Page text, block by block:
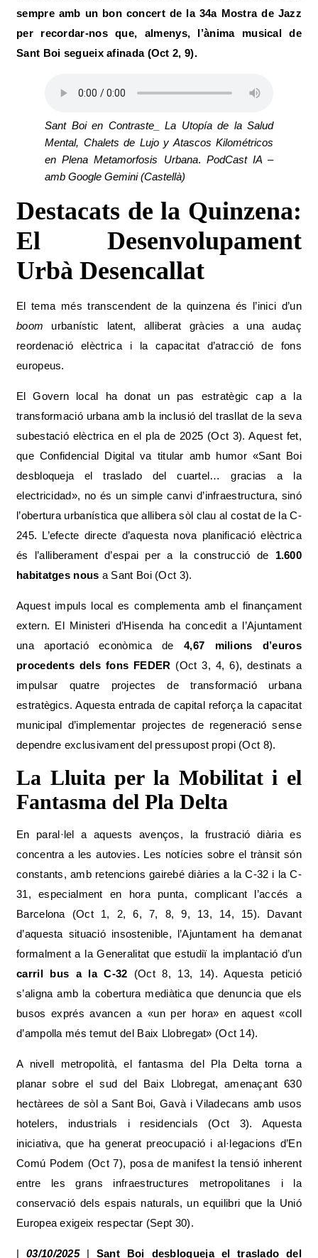
sempre amb un bon concert de la 34a Mostra de Jazz
per recordar-nos que, almenys, l’ànima musical de
Sant Boi segueix afinada (Oct 2, 9).
Sant Boi en Contraste_ La Utopía de la Salud
Mental, Chalets de Lujo y Atascos Kilométricos
en Plena Metamorfosis Urbana. PodCast IA –
amb Google Gemini (Castellà)
Destacats de la Quinzena:
El Desenvolupament
Urbà Desencallat
El tema més transcendent de la quinzena és l’inici d’un
boom urbanístic latent, alliberat gràcies a una audaç
reordenació elèctrica i la capacitat d’atracció de fons
europeus.
El Govern local ha donat un pas estratègic cap a la
transformació urbana amb la inclusió del trasllat de la seva
subestació elèctrica en el pla de 2025 (Oct 3). Aquest fet,
que Confidencial Digital va titular amb humor «Sant Boi
desbloqueja el traslado del cuartel… gracias a la
electricidad», no és un simple canvi d’infraestructura, sinó
l’obertura urbanística que allibera sòl clau al costat de la C-
245. L’efecte directe d’aquesta nova planificació elèctrica
és l’alliberament d’espai per a la construcció de 1.600
habitatges nous a Sant Boi (Oct 3).
Aquest impuls local es complementa amb el finançament
extern. El Ministeri d’Hisenda ha concedit a l’Ajuntament
una aportació econòmica de4,67 milions d’euros
procedents dels fons FEDER (Oct 3, 4, 6), destinats a
impulsar quatre projectes de transformació urbana
estratègics. Aquesta entrada de capital reforça la capacitat
municipal d’implementar projectes de regeneració sense
dependre exclusivament del pressupost propi (Oct 8).
La Lluita per la Mobilitat i el
Fantasma del Pla Delta
En paral·lel a aquests avenços, la frustració diària es
concentra a les autovies. Les notícies sobre el trànsit són
constants, amb retencions gairebé diàries a la C-32 i la C-
31, especialment en hora punta, complicant l’accés a
Barcelona (Oct 1, 2, 6, 7, 8, 9, 13, 14, 15). Davant
d’aquesta situació insostenible, l’Ajuntament ha demanat
formalment a la Generalitat que estudiï la implantació d’un
carril bus a la C-32 (Oct 8, 13, 14). Aquesta petició
s’aligna amb la cobertura mediàtica que denuncia que els
busos exprés avancen a «un per hora» en aquest «coll
d’ampolla més temut del Baix Llobregat» (Oct 14).
A nivell metropolità, el fantasma del Pla Delta torna a
planar sobre el sud del Baix Llobregat, amenaçant 630
hectàrees de sòl a Sant Boi, Gavà i Viladecans amb usos
hotelers, industrials i residencials (Oct 3). Aquesta
iniciativa, que ha generat preocupació i al·legacions d’En
Comú Podem (Oct 7), posa de manifest la tensió inherent
entre les grans infraestructures metropolitanes i la
conservació dels espais naturals, un equilibri que la Unió
Europea exigeix respectar (Sept 30).
|03/10/2025| Sant Boi desbloqueja el traslado del